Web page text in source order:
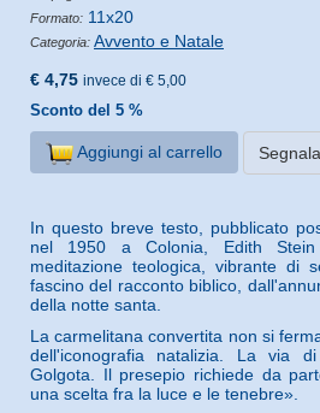
Formato: 11x20
Categoria: Avvento e Natale
€ 4,75 invece di € 5,00
Sconto del 5 %
Aggiungi al carrello
In questo breve testo, pubblicato
nel 1950 a Colonia, Edith
meditazione teologica, vibrante di
fascino del racconto biblico,
della notte santa.
La carmelitana convertita non si
dell'iconografia natalizia. La via
Golgota. Il presepio richiede da
una scelta fra la luce e le tenebre».